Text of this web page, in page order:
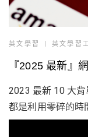
英文學習 英文學習
『2025 最新』
2023 最新 10 大
都是利用零碎的時